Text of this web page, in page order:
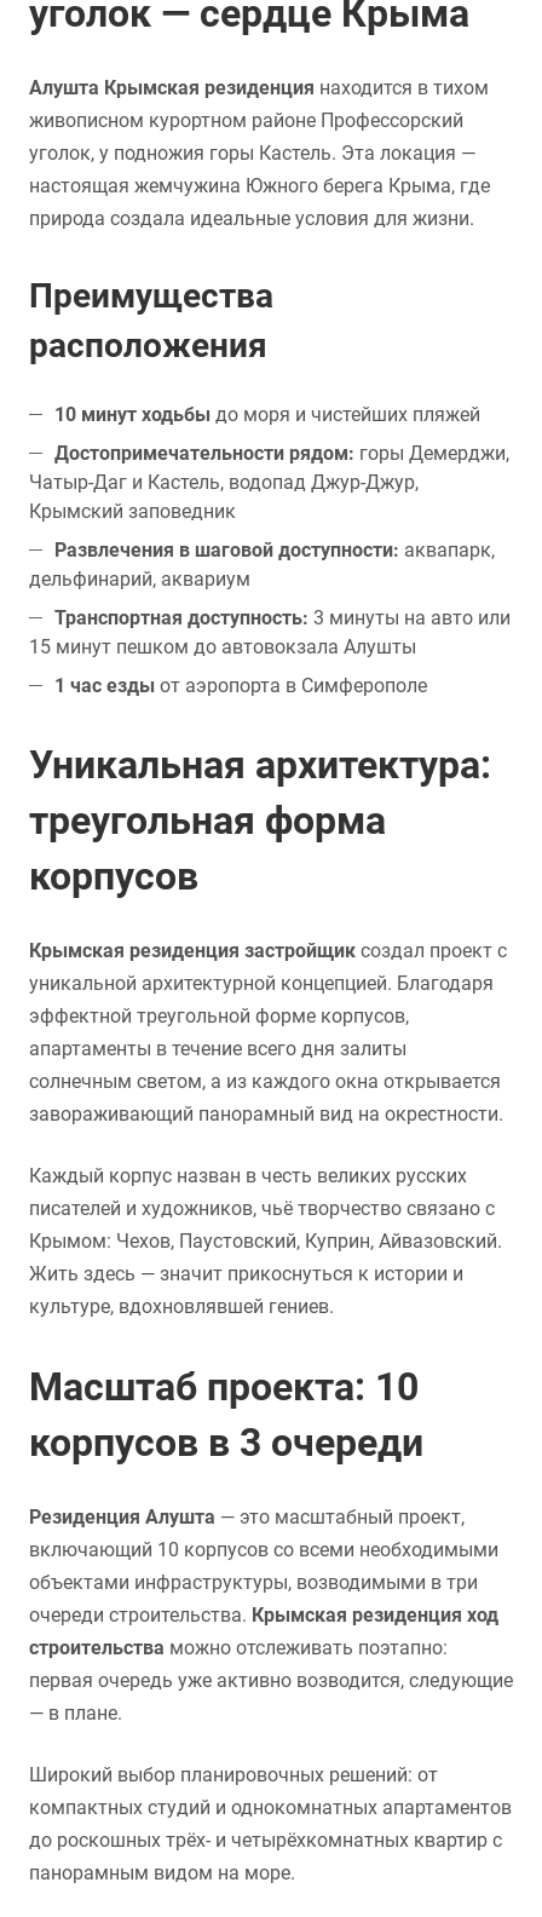
уголок — сердце Крыма
Алушта Крымская резиденция находится в тихом
живописном курортном районе Профессорский
уголок, у подножия горы Кастель. Эта локация —
настоящая жемчужина Южного берега Крыма, где
природа создала идеальные условия для жизни.
Преимущества
расположения
10 минут ходьбы до моря и чистейших пляжей
Достопримечательности рядом: горы Демерджи,
Чатыр-Даг и Кастель, водопад Джур-Джур,
Крымский заповедник
Развлечения в шаговой доступности: аквапарк,
дельфинарий, аквариум
Транспортная доступность: 3 минуты на авто или
15 минут пешком до автовокзала Алушты
1 час езды от аэропорта в Симферополе
Уникальная архитектура:
треугольная форма
корпусов
Крымская резиденция застройщик создал проект с
уникальной архитектурной концепцией. Благодаря
эффектной треугольной форме корпусов,
апартаменты в течение всего дня залиты
солнечным светом, а из каждого окна открывается
завораживающий панорамный вид на окрестности.
Каждый корпус назван в честь великих русских
писателей и художников, чьё творчество связано с
Крымом: Чехов, Паустовский, Куприн, Айвазовский.
Жить здесь — значит прикоснуться к истории и
культуре, вдохновлявшей гениев.
Масштаб проекта: 10
корпусов в 3 очереди
Резиденция Алушта — это масштабный проект,
включающий 10 корпусов со всеми необходимыми
объектами инфраструктуры, возводимыми в три
очереди строительства. Крымская резиденция ход
строительства можно отслеживать поэтапно:
первая очередь уже активно возводится, следующие
— в плане.
Широкий выбор планировочных решений: от
компактных студий и однокомнатных апартаментов
до роскошных трёх- и четырёхкомнатных квартир с
панорамным видом на море.